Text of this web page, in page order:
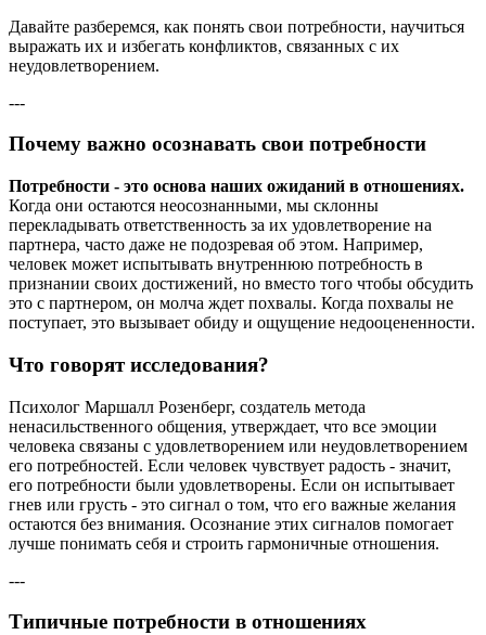
Давайте разберемся, как понять свои потребности, научиться
выражать их и избегать конфликтов, связанных с их
неудовлетворением.
---
Почему важно осознавать свои потребности
Потребности - это основа наших ожиданий в отношениях.
Когда они остаются неосознанными, мы склонны
перекладывать ответственность за их удовлетворение на
партнера, часто даже не подозревая об этом. Например,
человек может испытывать внутреннюю потребность в
признании своих достижений, но вместо того чтобы обсудить
это с партнером, он молча ждет похвалы. Когда похвалы не
поступает, это вызывает обиду и ощущение недооцененности.
Что говорят исследования?
Психолог Маршалл Розенберг, создатель метода
ненасильственного общения, утверждает, что все эмоции
человека связаны с удовлетворением или неудовлетворением
его потребностей. Если человек чувствует радость - значит,
его потребности были удовлетворены. Если он испытывает
гнев или грусть - это сигнал о том, что его важные желания
остаются без внимания. Осознание этих сигналов помогает
лучше понимать себя и строить гармоничные отношения.
---
Типичные потребности в отношениях